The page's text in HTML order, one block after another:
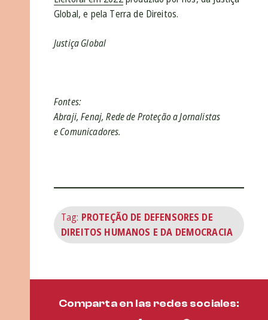
Global, e pela Terra de Direitos.
Justiça Global
Fontes:
Abraji, Fenaj, Rede de Proteção a Jornalistas
e Comunicadores.
Tag: PROTEÇÃO DE DEFENSORES DE
DIREITOS HUMANOS E DA DEMOCRACIA
Comparta en las redes sociales: